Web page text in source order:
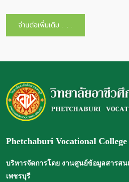
อ่านต่อเพิ่มเติม . . .
Phetchaburi Vocational College
บริหารจัดการโดย งานศูนย์ข้อมูลสารสน
เพชรบุรี